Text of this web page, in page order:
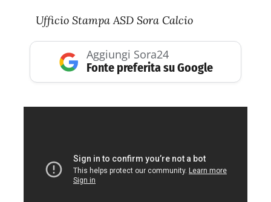
Ufficio Stampa ASD Sora Calcio
Aggiungi Sora24
Fonte preferita su Google